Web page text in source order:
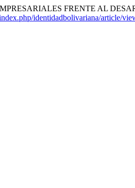
FRENTE AL
identidadbolivariana/article/